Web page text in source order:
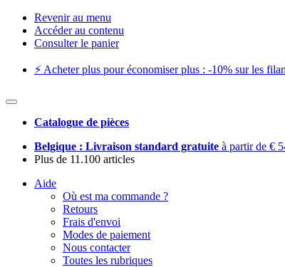
Revenir au menu
Accéder au contenu
Consulter le panier
⚡️ Acheter plus pour économiser plus : -10% sur les
Catalogue de pièces
Belgique : Livraison standard gratuite à partir de €
Plus de 11.100 articles
Aide
Où est ma commande ?
Retours
Frais d'envoi
Modes de paiement
Nous contacter
Toutes les rubriques